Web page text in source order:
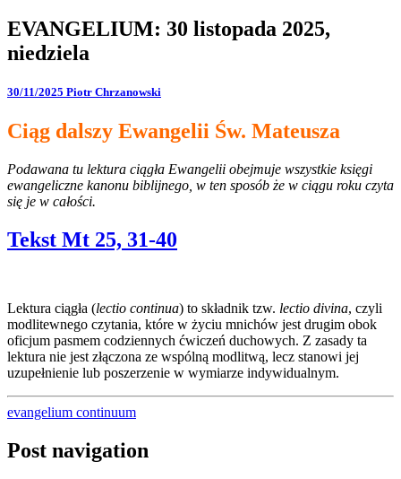
EVANGELIUM: 30 listopada 2025,
niedziela
30/11/2025 Piotr Chrzanowski
Ciąg dalszy Ewangelii Św. Mateusza
Podawana tu lektura ciągła Ewangelii obejmuje wszystkie księgi
ewangeliczne kanonu biblijnego, w ten sposób że w ciągu roku czyta
się je w całości.
Tekst Mt 25, 31-40
Lektura ciągła (lectio continua) to składnik tzw. lectio divina, czyli
modlitewnego czytania, które w życiu mnichów jest drugim obok
oficjum pasmem codziennych ćwiczeń duchowych. Z zasady ta
lektura nie jest złączona ze wspólną modlitwą, lecz stanowi jej
uzupełnienie lub poszerzenie w wymiarze indywidualnym.
evangelium continuum
Post navigation